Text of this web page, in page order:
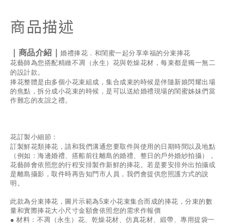
商品描述
｜商品介紹｜ 婚禮捧花．和閨蜜一起分享幸福的分束捧花
花藝師為您搭配精緻不凋（永生）花與乾燥花材，每束都是獨一無二
的設計款。
捧花整體是由多個小花束組成，集合成束的時候是伴隨新娘閃耀出場
的焦點，拆分成小花束的時候，是可以送給婚禮現場的閨蜜姊妹們當
作難忘的友誼之禮。
花訂製小細節：
訂製鮮花類捧花，請和我們溝通您要取件與使用的日期時間以及地點
（例如：海邊婚禮、搭船前往離島的婚禮、整日的戶外婚紗拍攝），
花藝師會依照您的行程安排製作新鮮的捧花。若是要安排外出拍攝或
是離島攝影，取件時再告知門市人員，我們會提供您照護方式的說
明。
此款為分束捧花，圖片示範為5束小花束集合而成的捧花，分束的數
量和實際捧花大小尺寸金額會依照您的需求作報價
● 材料： 不凋（永生）花、乾燥花材、仿真花材、緞帶、專用提袋一